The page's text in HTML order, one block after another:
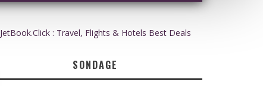
JetBook.Click : Travel, Flights & Hotels Best Deals
SONDAGE